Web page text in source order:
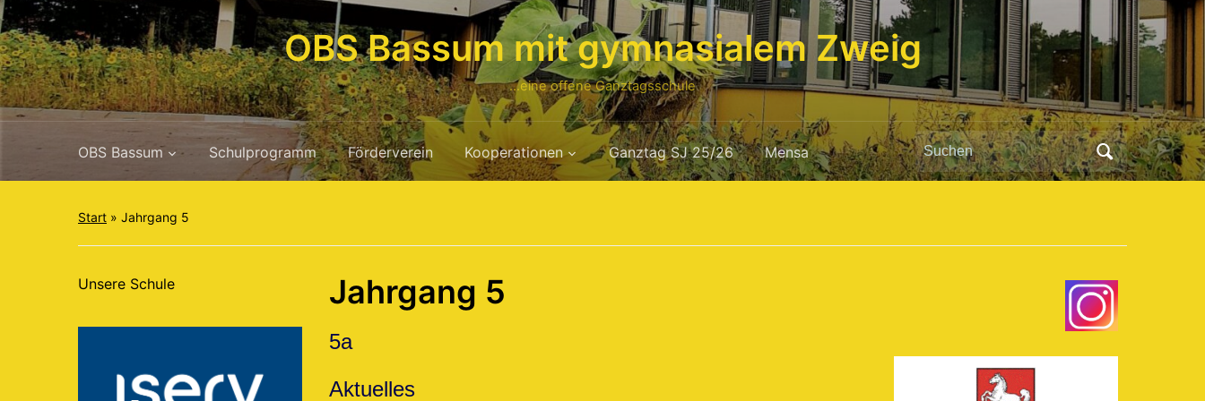
OBS Bassum mit gymnasialem Zweig
…eine offene Ganztagsschule
OBS Bassum Schulprogramm Förderverein Kooperationen Ganztag SJ 25/26 Mensa
Search
for:
Start » Jahrgang 5
Unsere Schule Jahrgang 5
5a
Aktuelles